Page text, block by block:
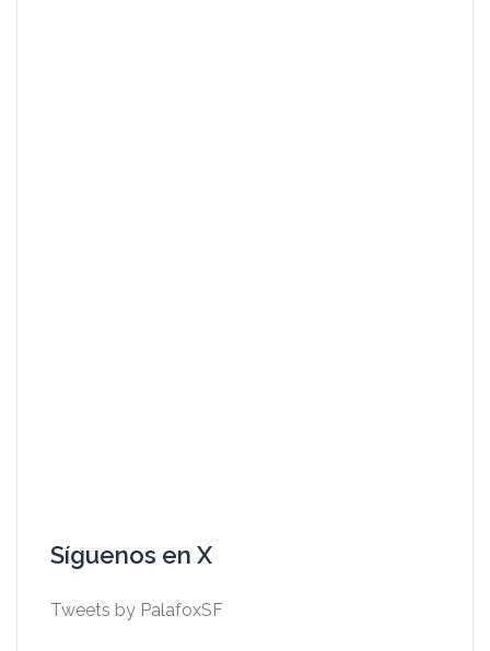
Síguenos en X
Tweets by PalafoxSF